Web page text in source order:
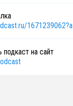
1671239062?a
подкаст на сайт